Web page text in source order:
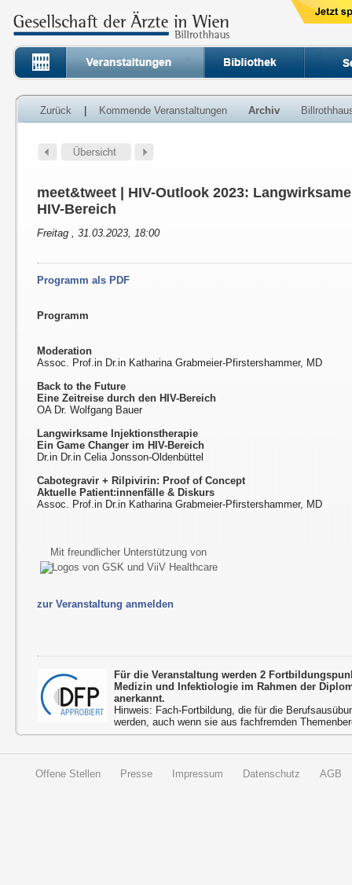
Zurück Kommende Veranstaltungen Archiv
meet&tweet | HIV-Outlook 2023:
HIV-Bereich
Freitag , 31.03.2023, 18:00
Programm als PDF
Programm
Moderation
Assoc. Prof.in Dr.in Katharina Grabmeier-Pfirstershammer, MD
Back to the Future
Eine Zeitreise durch den HIV-Bereich
OA Dr. Wolfgang Bauer
Langwirksame Injektionstherapie
Ein Game Changer im HIV-Bereich
Dr.in Dr.in Celia Jonsson-Oldenbüttel
Cabotegravir + Rilpivirin: Proof of Concept
Aktuelle Patient:innenfälle & Diskurs
Assoc. Prof.in Dr.in Katharina Grabmeier-Pfirstershammer, MD
Mit freundlicher Unterstützung von
zur Veranstaltung anmelden
Für die Veranstaltung werden 2
Medizin und Infektiologie im Rahmen der
anerkannt.
Hinweis: Fach-Fortbildung, die für die
werden, auch wenn sie aus fachfremden
Offene Stellen Presse Impressum Datenschutz AGB